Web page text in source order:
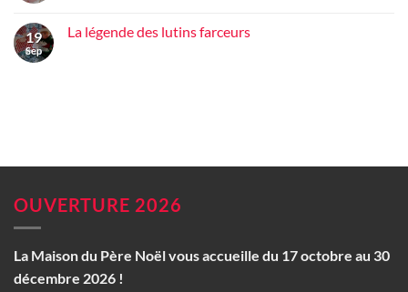
19
Sep
La légende des lutins farceurs
OUVERTURE 2026
La Maison du Père Noël vous accueille du 17 octobre au 30
décembre 2026 !